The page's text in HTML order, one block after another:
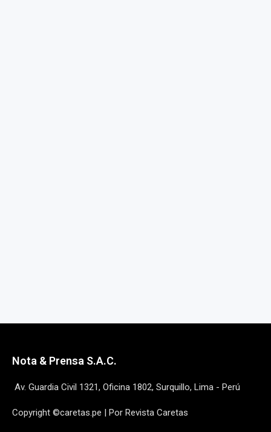
Nota & Prensa S.A.C.
Av. Guardia Civil 1321, Oficina 1802, Surquillo, Lima - Perú
Copyright ©caretas.pe | Por Revista Caretas